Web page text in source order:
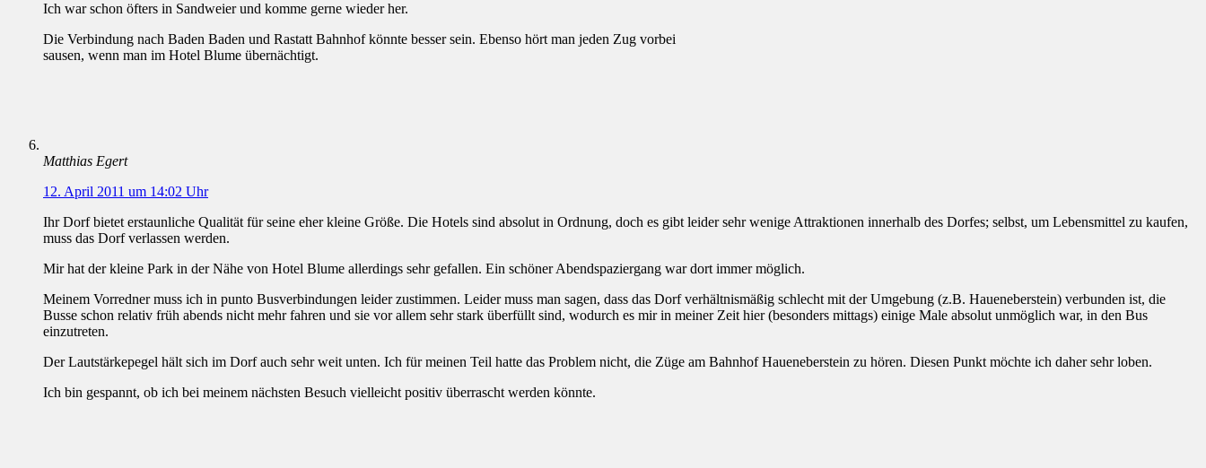
Ich war schon öfters in Sandweier und komme gerne wieder her.
Die Verbindung nach Baden Baden und Rastatt Bahnhof könnte besser sein. Ebenso hört man jeden Zug vorbei
sausen, wenn man im Hotel Blume übernächtigt.
Matthias Egert
12. April 2011 um 14:02 Uhr
Ihr Dorf bietet erstaunliche Qualität für seine eher kleine Größe. Die Hotels sind absolut in Ordnung, doch es gibt leider sehr wenige Attraktionen innerhalb des Dorfes; selbst, um Lebensmittel zu kaufen,
muss das Dorf verlassen werden.
Mir hat der kleine Park in der Nähe von Hotel Blume allerdings sehr gefallen. Ein schöner Abendspaziergang war dort immer möglich.
Meinem Vorredner muss ich in punto Busverbindungen leider zustimmen. Leider muss man sagen, dass das Dorf verhältnismäßig schlecht mit der Umgebung (z.B. Haueneberstein) verbunden ist, die
Busse schon relativ früh abends nicht mehr fahren und sie vor allem sehr stark überfüllt sind, wodurch es mir in meiner Zeit hier (besonders mittags) einige Male absolut unmöglich war, in den Bus
einzutreten.
Der Lautstärkepegel hält sich im Dorf auch sehr weit unten. Ich für meinen Teil hatte das Problem nicht, die Züge am Bahnhof Haueneberstein zu hören. Diesen Punkt möchte ich daher sehr loben.
Ich bin gespannt, ob ich bei meinem nächsten Besuch vielleicht positiv überrascht werden könnte.